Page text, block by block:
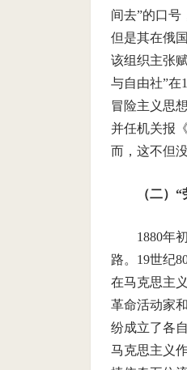
间去”的口号
但是其在俄
该组织主张
与自由社”在
冒险主义思
并任机关报
而，这不但
（二）
1880年
路。19世纪
在马克思主
革命活动家
纷成立了各
马克思主义